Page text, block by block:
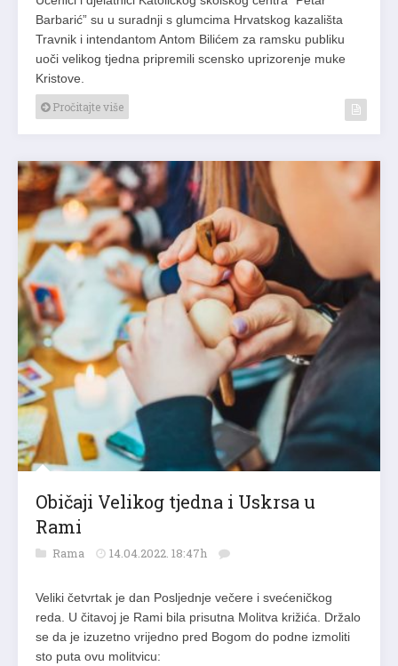
Barbarić” su u suradnji s glumcima Hrvatskog kazališta
Travnik i intendantom Antom Bilićem za ramsku publiku
uoči velikog tjedna pripremili scensko uprizorenje muke
Kristove.
Pročitajte više
Običaji Velikog tjedna i Uskrsa u
Rami
Rama 14.04.2022. 18:47h
Veliki četvrtak je dan Posljednje večere i svećeničkog
reda. U čitavoj je Rami bila prisutna Molitva križića. Držalo
se da je izuzetno vrijedno pred Bogom do podne izmoliti
sto puta ovu molitvicu: